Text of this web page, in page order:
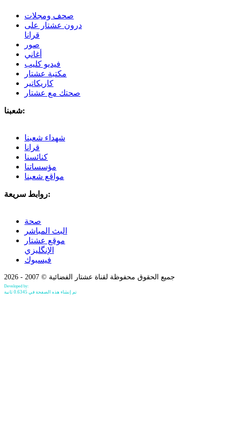
صحف ومجلات
درون عشتار على
قرانا
صور
أغاني
فيديو كليب
مكتبة عشتار
كاريكاتير
صحتك مع عشتار
شعبنا:
شهداء شعبنا
قرانا
كنائسنا
مؤسساتنا
مواقع شعبنا
روابط سريعة:
صحة
البث المباشر
موقع عشتار
الإنگليزي
فيسبوك
جميع الحقوق محفوظة لقناة عشتار الفضائية © 2007 - 2026
Developed by:
تم إنشاء هذه الصفحة في 0.6345 ثانية